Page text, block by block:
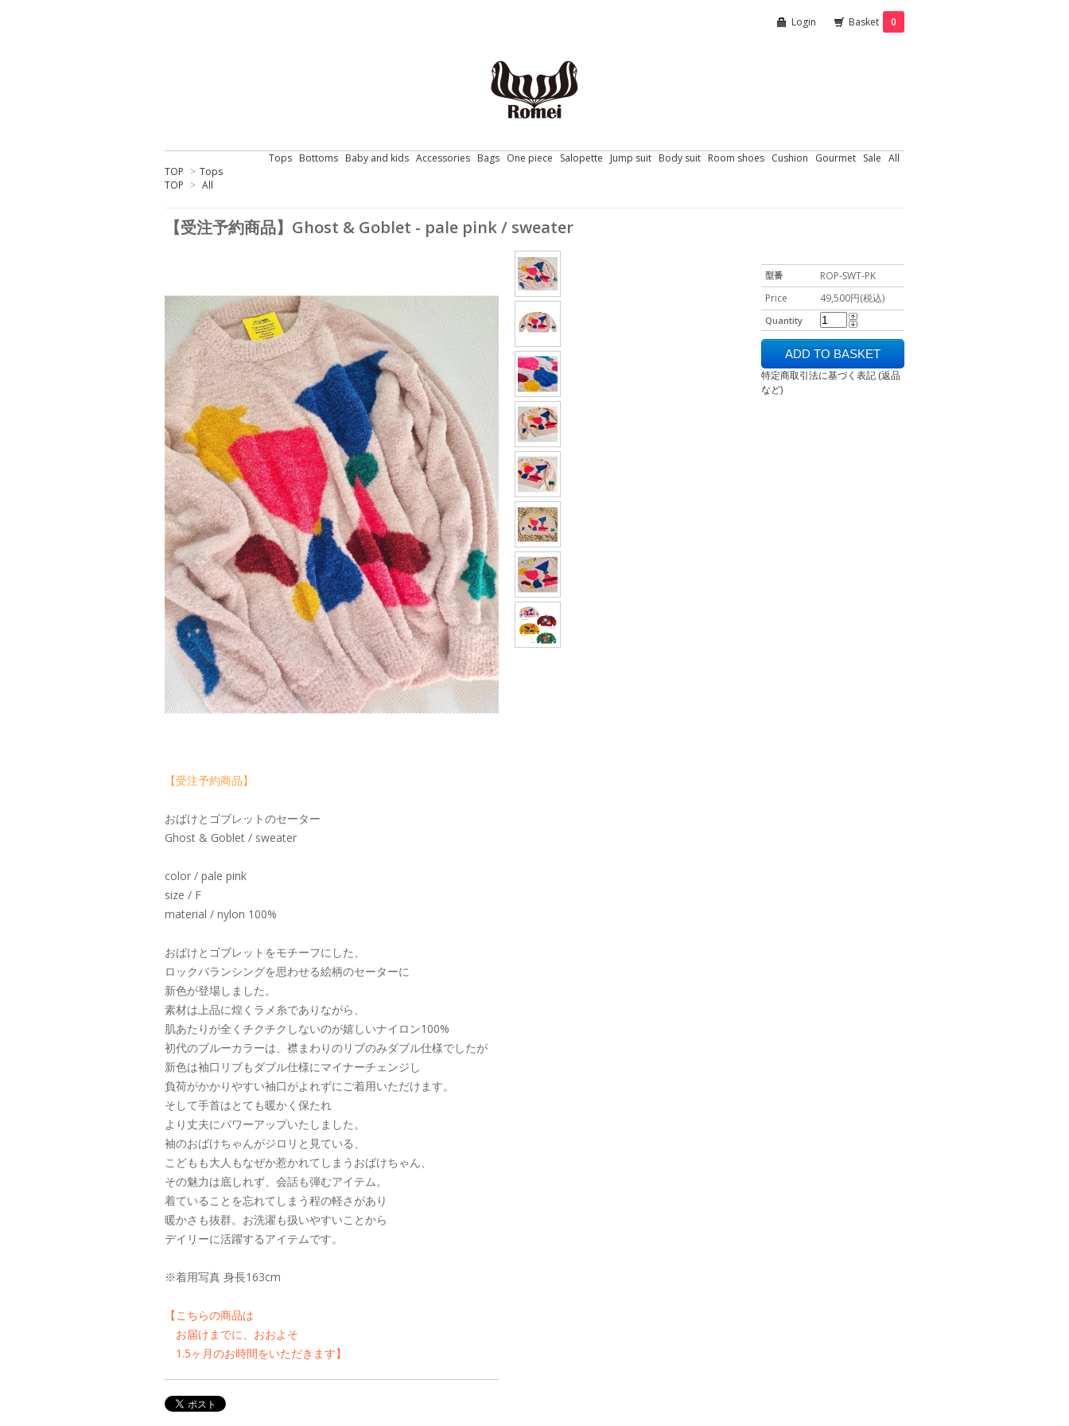
Login Basket 0
Tops Bottoms Baby and kids Accessories Bags One piece Salopette Jump suit Body suit Room shoes Cushion Gourmet Sale All
TOP > Tops
TOP > All
【受注予約商品】Ghost & Goblet - pale pink / sweater
型番
ROP-SWT-PK
Price
49,500円(税込)
Quantity
特定商取引法に基づく表記 (返品
など)
【受注予約商品】
おばけとゴブレットのセーター
Ghost & Goblet / sweater
color / pale pink
size / F
material / nylon 100%
おばけとゴブレットをモチーフにした、
ロックバランシングを思わせる絵柄のセーターに
新色が登場しました。
素材は上品に煌くラメ糸でありながら、
肌あたりが全くチクチクしないのが嬉しいナイロン100%
初代のブルーカラーは、襟まわりのリブのみダブル仕様でしたが
新色は袖口リブもダブル仕様にマイナーチェンジし
負荷がかかりやすい袖口がよれずにご着用いただけます。
そして手首はとても暖かく保たれ
より丈夫にパワーアップいたしました。
袖のおばけちゃんがジロリと見ている、
こどもも大人もなぜか惹かれてしまうおばけちゃん、
その魅力は底しれず、会話も弾むアイテム。
着ていることを忘れてしまう程の軽さがあり
暖かさも抜群。お洗濯も扱いやすいことから
デイリーに活躍するアイテムです。
※着用写真 身長163cm
【こちらの商品は
お届けまでに、おおよそ
1.5ヶ月のお時間をいただきます】